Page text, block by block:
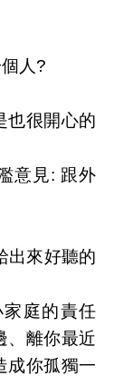
人 ?
也很開心的
意見: 跟外
出來好聽的
庭的責任
、離你最近
成你孤獨一